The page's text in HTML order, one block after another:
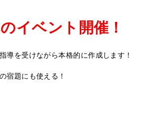
イベント開催！
導を受けながら本格的に作成します！
宿題にも使える！